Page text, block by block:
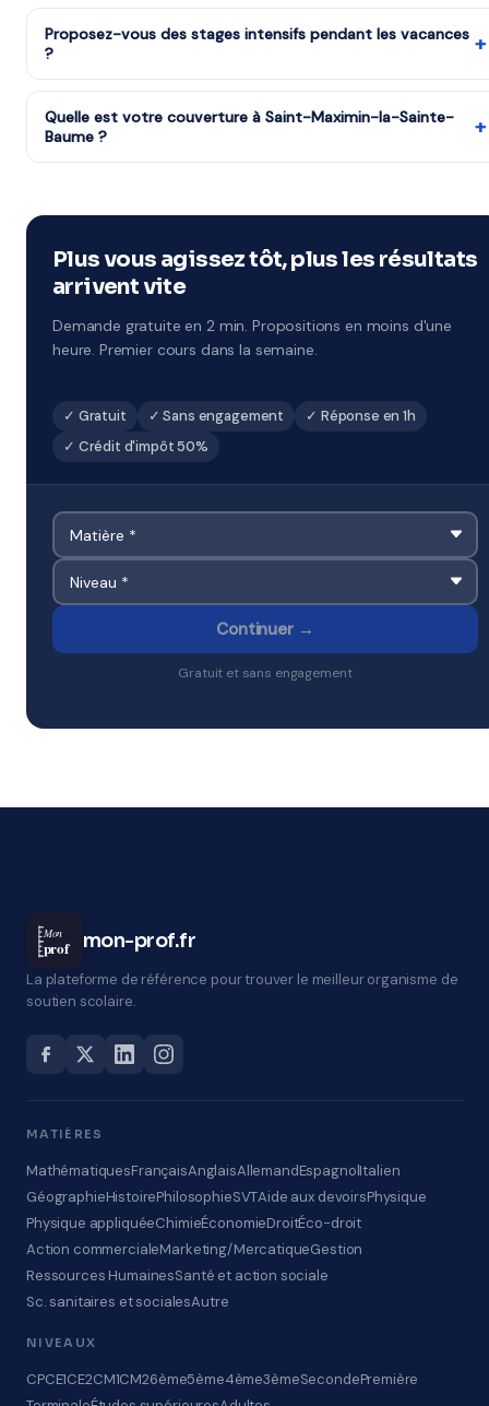
partenaire est agréé services à la personne.
Tous les niveaux : CP au CM2, 6ème à 3ème, Seconde à
Terminale, études supérieures et adultes.
Proposez-vous des stages intensifs pendant les vacances
?
+
Oui, notre organisme partenaire propose des stages
pendant chaque période de vacances scolaires. Remise à
niveau rapide ou préparation ciblée aux examens à Saint-
Maximin-la-Sainte-Baume.
Quelle est votre couverture à Saint-Maximin-la-Sainte-
Baume ?
+
professeur se déplace directement dans votre quartier.
Plus vous agissez tôt, plus les résultats
arrivent vite
Demande gratuite en 2 min. Propositions en moins d'une
heure. Premier cours dans la semaine.
✓ Gratuit ✓ Sans engagement
✓ Réponse en 1h
✓ Crédit d'impôt 50%
Continuer →
Gratuit et sans engagement
Mon
prof mon-prof.fr
La plateforme de référence pour trouver le meilleur organisme de
soutien scolaire.
MATIÈRES
MathématiquesFrançaisAnglaisAllemandEspagnolItalien
GéographieHistoirePhilosophieSVTAide aux devoirsPhysique
Physique appliquéeChimieÉconomieDroitÉco-droit
Action commercialeMarketing/MercatiqueGestion
Ressources HumainesSanté et action sociale
Sc. sanitaires et socialesAutre
NIVEAUX
CPCE1CE2CM1CM26ème5ème4ème3èmeSecondePremière